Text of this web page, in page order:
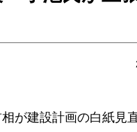
が建設計画の白紙見